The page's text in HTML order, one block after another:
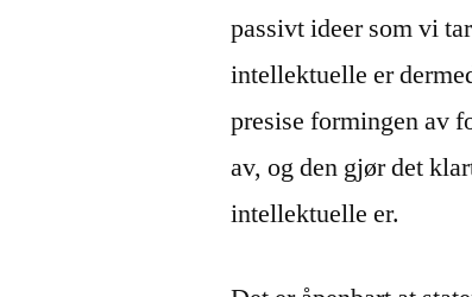
passivt ideer som vi
intellektuelle er
presise formingen av
av, og den gjør det
intellektuelle er.